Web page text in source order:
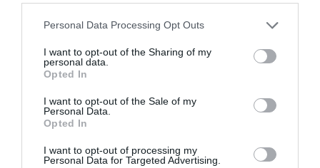
Please note that this website/app uses one or more Google
not limited to your visit or usage behaviour. You may click to
grant or deny consent to Google and its third-party tags to
use your data for below specified purposes in below Google
consent section.
Personal Data Processing Opt Outs
I want to opt-out of the Sharing of my
personal data.
Opted In
I want to opt-out of the Sale of my
Personal Data.
Opted In
I want to opt-out of processing my
Personal Data for Targeted Advertising.
07.08.2026 | 23:02
«Μούδιασε» η Naftogaz που βλέπει κρύο
χειμώνα στο Κίεβο: Οι Ρώσοι διέλυσαν 7
εγκαταστάσεις του ουκρανικού κολοσσού!